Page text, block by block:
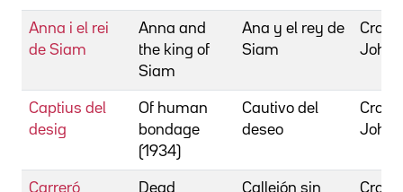
Anna i el rei
de Siam
Anna and
the king of
Siam
Ana y el rey de
Siam
John
Captius del
desig
Of human
bondage
(1934)
Cautivo del
deseo
John
Carreró
Dead
Callejón sin